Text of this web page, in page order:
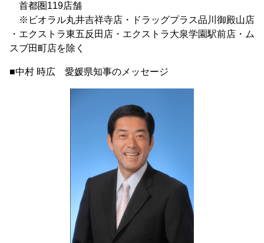
首都圏119店舗
※ビオラル丸井吉祥寺店・ドラッグプラス品川御殿山店
・エクストラ東五反田店・エクストラ大泉学園駅前店・ム
スブ田町店を除く
■中村 時広 愛媛県知事のメッセージ